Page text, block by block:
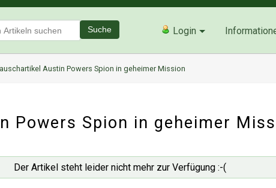
Suche Login
Austin Powers Spion in geheimer Mission
Powers Spion in geheimer
Der Artikel steht leider nicht mehr zur Verfügung :-(